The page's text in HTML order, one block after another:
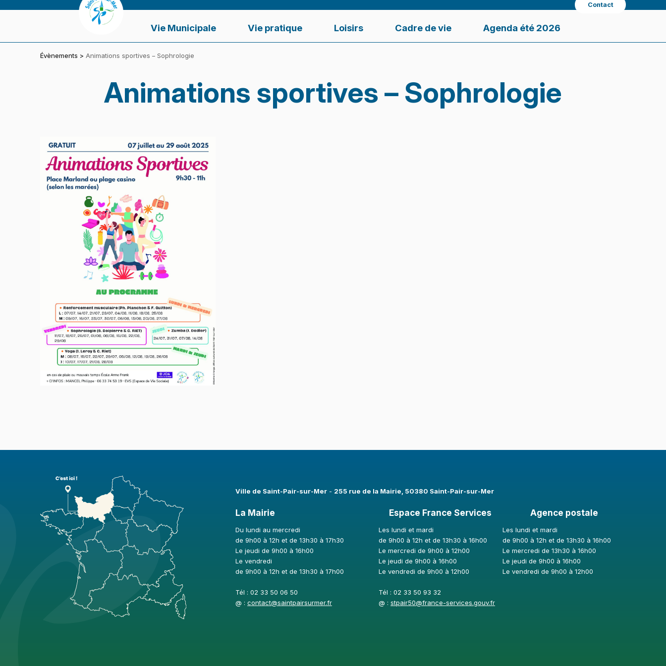
VILLE DE SAINT-PAIR-SUR-MER
Vie Municipale Vie pratique Loisirs Cadre de vie Agenda été 2026
Contact
Évènements > Animations sportives – Sophrologie
Animations sportives – Sophrologie
Ville de Saint-Pair-sur-Mer​- 255 rue de la Mairie, 50380 Saint-Pair-sur-Mer
La Mairie
Du lundi au mercredi
de 9h00 à 12h et de 13h30 à 17h30
Le jeudi de 9h00 à 16h00
Le vendredi
de 9h00 à 12h et de 13h30 à 17h00
Tél : 02 33 50 06 50
@ : contact@saintpairsurmer.fr
Espace France Services
Les lundi et mardi
de 9h00 à 12h et de 13h30 à 16h00
Le mercredi de 9h00 à 12h00
Le jeudi de 9h00 à 16h00
Le vendredi de 9h00 à 12h00
Tél : 02 33 50 93 32
@ :stpair50@france-services.gouv.fr
Agence postale
Les lundi et mardi
de 9h00 à 12h et de 13h30 à 16h00
Le mercredi de 13h30 à 16h00
Le jeudi de 9h00 à 16h00
Le vendredi de 9h00 à 12h00
Panneau de gestion des cookies